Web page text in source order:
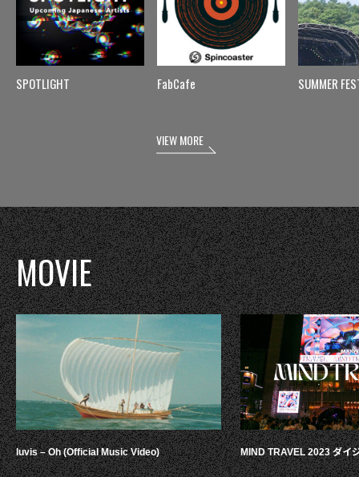
SPOTLIGHT FabCafe SUMMER
VIEW MORE
MOVIE
luvis – Oh (Official Music Video) MIND TRAVEL 2023 ダイ